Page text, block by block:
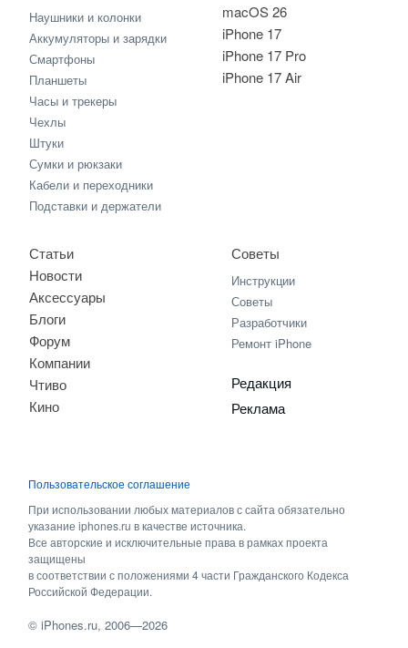
macOS 26
iPhone 17
iPhone 17 Pro
iPhone 17 Air
Наушники и колонки
Аккумуляторы и зарядки
Смартфоны
Планшеты
Часы и трекеры
Чехлы
Штуки
Сумки и рюкзаки
Кабели и переходники
Подставки и держатели
Статьи
Новости
Аксессуары
Блоги
Форум
Компании
Чтиво
Кино
Советы
Инструкции
Советы
Разработчики
Ремонт iPhone
Редакция
Реклама
Пользовательское соглашение
При использовании любых материалов с сайта обязательно
указание iphones.ru в качестве источника.
Все авторские и исключительные права в рамках проекта
защищены
в соответствии с положениями 4 части Гражданского Кодекса
Российской Федерации.
©iPhones.ru, 2006—2026